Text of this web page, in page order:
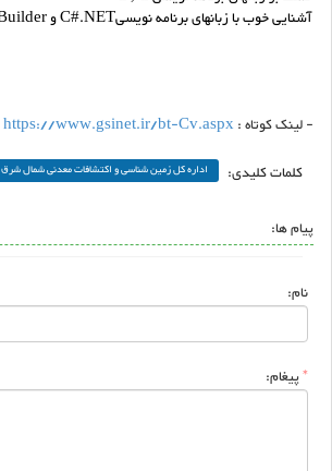
آشنایی خوب با زبانهای برنامه نویسیC#.NET و C++Builder
- لینک کوتاه : https://www.gsinet.ir/bt-Cv.aspx
کلمات کلیدی:
اداره کل زمین شناسی و اکتشافات معدنی شمال شرق
پیام ها:
نام:
*پیغام: